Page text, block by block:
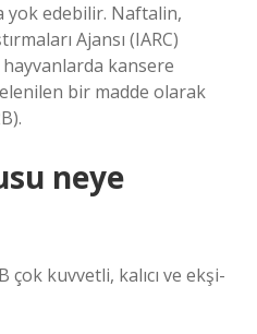
yok edebilir. Naftalin,
Ajansı (IARC)
kansere
bir madde olarak
neye
kuvvetli, kalıcı ve ekşi-